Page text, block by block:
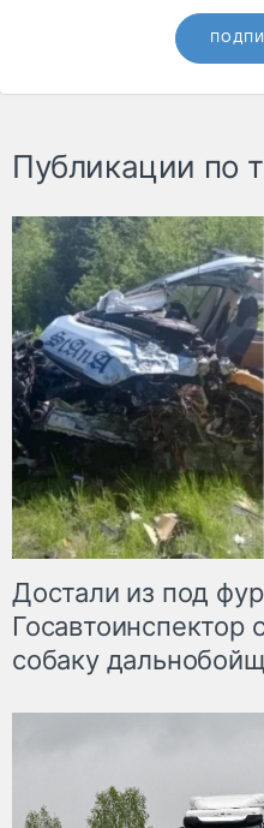
Публикации по
Достали из под
Госавтоинспектор
собаку